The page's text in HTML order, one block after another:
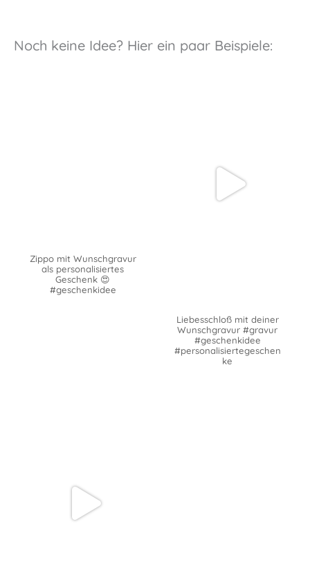
Noch keine Idee? Hier ein paar Beispiele:
Zippo mit Wunschgravur
als personalisiertes
Geschenk 😍
#geschenkidee
Liebesschloß mit deiner
Wunschgravur #gravur
#geschenkidee
#personalisiertegeschen
ke